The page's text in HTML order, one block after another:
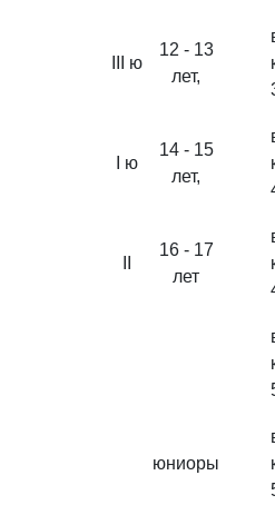
III ю
12 - 13
лет,
I ю
14 - 15
лет,
16 - 17
лет
юниоры